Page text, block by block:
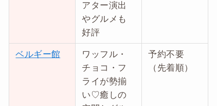
アター演出
やグルメも
好評
ベルギー館
ワッフル・
チョコ・フ
ライが勢揃
い♡癒しの
予約不要
（先着順）